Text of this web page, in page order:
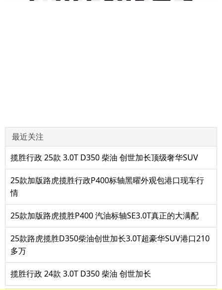
最近关注
揽胜行政 25款 3.0T D350 柴油 创世加长顶级奢华SUV
25款加版路虎揽胜行政P400标轴黑曜外观包港口现车行
情
25款加版路虎揽胜P400 汽油标轴SE3.0T真正的大满配
25款路虎揽胜D350柴油创世加长3.0T超豪华SUV港口210
多万
揽胜行政 24款 3.0T D350 柴油 创世加长